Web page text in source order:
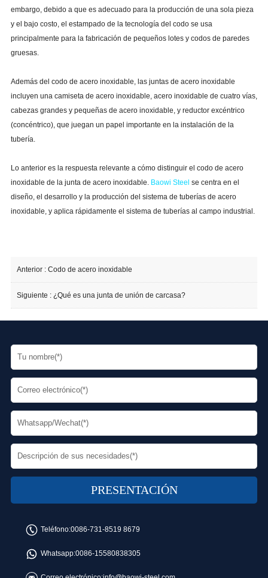
embargo, debido a que es adecuado para la producción de una sola pieza
y el bajo costo, el estampado de la tecnología del codo se usa
principalmente para la fabricación de pequeños lotes y codos de paredes
gruesas.
Además del codo de acero inoxidable, las juntas de acero inoxidable
incluyen una camiseta de acero inoxidable, acero inoxidable de cuatro vías,
cabezas grandes y pequeñas de acero inoxidable, y reductor excéntrico
(concéntrico), que juegan un papel importante en la instalación de la
tubería.
Lo anterior es la respuesta relevante a cómo distinguir el codo de acero
inoxidable de la junta de acero inoxidable. Baowi Steel se centra en el
diseño, el desarrollo y la producción del sistema de tuberías de acero
inoxidable, y aplica rápidamente el sistema de tuberías al campo industrial.
Anterior : Codo de acero inoxidable
Siguiente : ¿Qué es una junta de unión de carcasa?
Teléfono:0086-731-8519 8679
Whatsapp:0086-15580838305